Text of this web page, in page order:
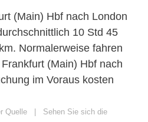
(Main) Hbf nach London
10 Std 45
Normalerweise fahren
(Main) Hbf nach
im Voraus kosten
Quelle | Sehen Sie sich die